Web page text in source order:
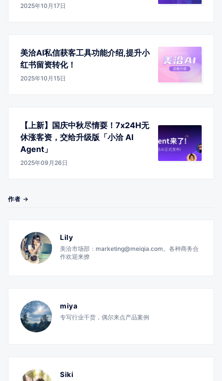
2025年10月17日
美洽AI私信获客工具功能介绍,提升小
红书留资转化！
2025年10月15日
【上新】国庆中秋尽情耍！7x24H无
休涨客资，交给升级版「小洽 AI
Agent」
2025年09月26日
作者 →
Lily
美洽市场部：marketing@meiqia.com。各种商务合
作欢迎来撩
miya
专写行业干货，偶尔来点产品案例
Siki